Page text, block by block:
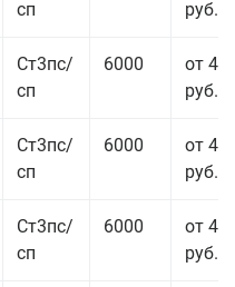
сп руб.
Ст3пс/
сп
6000
от 43
руб.
Ст3пс/
сп
6000
от 43
руб.
Ст3пс/
сп
6000
от 46
руб.